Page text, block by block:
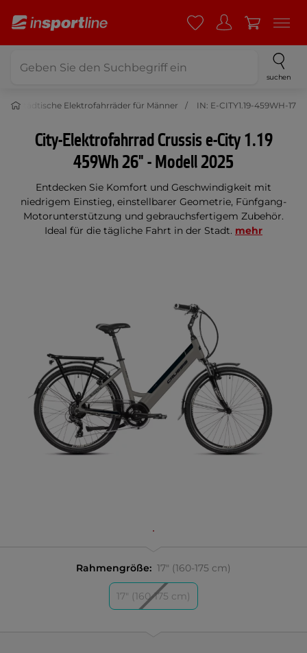
suchen
Städtische Elektrofahrräder für Männer IN: E-CITY1.19-459WH-17
City-Elektrofahrrad Crussis e-City 1.19
459Wh 26" - Modell 2025
Entdecken Sie Komfort und Geschwindigkeit mit
niedrigem Einstieg, einstellbarer Geometrie, Fünfgang-
Motorunterstützung und gebrauchsfertigem Zubehör.
Ideal für die tägliche Fahrt in der Stadt. mehr
Rahmengröße: 17" (160-175 cm)
17" (160-175 cm)